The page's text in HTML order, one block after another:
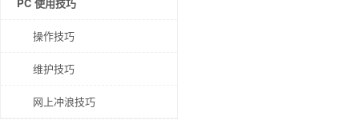
操作技巧
维护技巧
网上冲浪技巧